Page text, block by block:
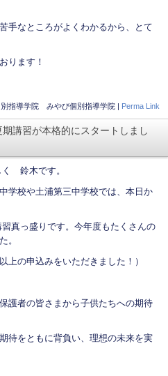
手なところがよくわかるから、とて
ります！
別指導学院 みやび個別指導学院 | Perma Link
講習が本格的にスタートしまし
鈴木です。
学校や土浦第三中学校では、本日か
真っ盛りです。今年度もたくさんの
。
上の申込みをいただきました！）
護者の皆さまから子供たちへの期待
待をともに背負い、理想の未来を実